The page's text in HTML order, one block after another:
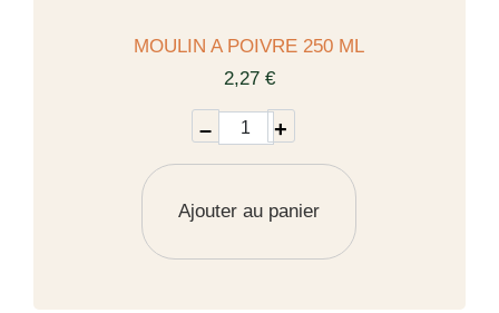
MOULIN A POIVRE 250 ML
2,27 €
– +
Ajouter au panier